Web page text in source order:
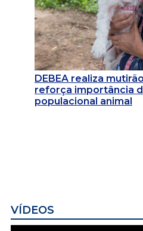
DEBEA realiza
reforça importância
populacional animal
VÍDEOS